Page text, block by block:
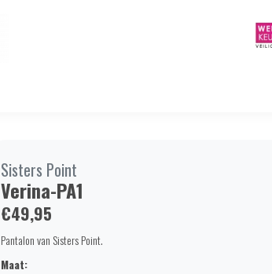
Sisters Point
Verina-PA1
€49,95
Pantalon van Sisters Point.
Maat: